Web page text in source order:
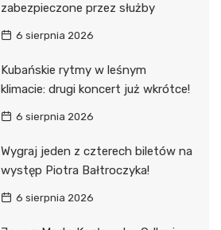
zabezpieczone przez służby
6 sierpnia 2026
Kubańskie rytmy w leśnym
klimacie: drugi koncert już wkrótce!
6 sierpnia 2026
Wygraj jeden z czterech biletów na
występ Piotra Bałtroczyka!
6 sierpnia 2026